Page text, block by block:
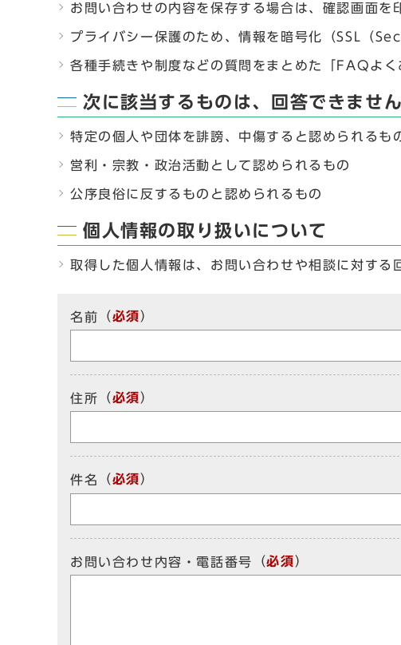
お問い合わせの内容を保存する場合は、確認画面を
プライバシー保護のため、情報を暗号化（SSL（
各種手続きや制度などの質問をまとめた「FAQよく
次に該当するものは、回答できませ
特定の個人や団体を誹謗、中傷すると認められるも
営利・宗教・政治活動として認められるもの
公序良俗に反するものと認められるもの
個人情報の取り扱いについて
取得した個人情報は、お問い合わせや相談に対す
名前 （必須）
住所 （必須）
件名 （必須）
お問い合わせ内容・電話番号 （必須）